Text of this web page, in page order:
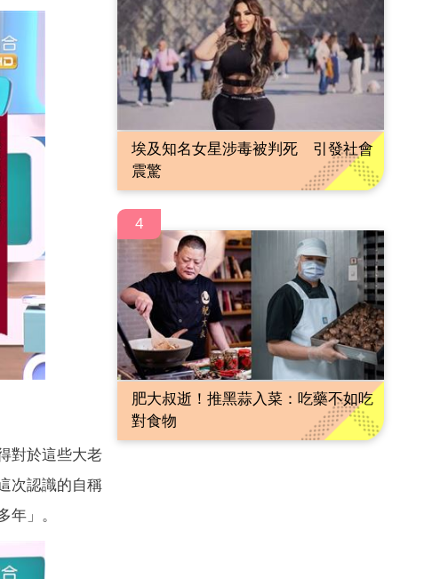
對於這些大老
次認識的自稱
年」。
埃及知名女星涉毒被判死 引發社會
震驚
4
肥大叔逝！推黑蒜入菜：吃藥不如吃
對食物